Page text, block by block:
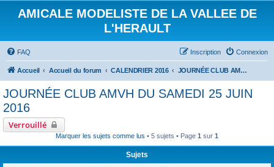
AMICALE MODELISTE DE LA VALLEE DE
L'HERAULT
FAQ Connexion
Inscription
Accueil Accueil du forum CALENDRIER 2016 JOURNÉE CLUB AMVH DU SAMEDI 25 JUIN 2016
JOURNÉE CLUB AMVH DU SAMEDI 25 JUIN
2016
Verrouillé
Marquer les sujets comme lus • 5 sujets • Page 1 sur 1
Sujets